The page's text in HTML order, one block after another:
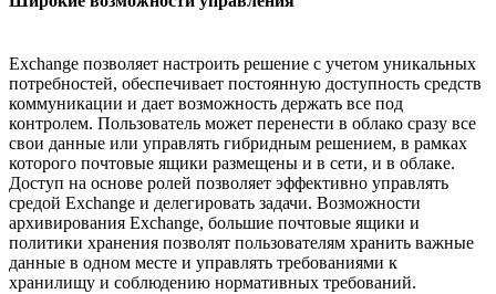
Exchange позволяет настроить решение с учетом уникальных
потребностей, обеспечивает постоянную доступность средств
коммуникации и дает возможность держать все под
контролем. Пользователь может перенести в облако сразу все
свои данные или управлять гибридным решением, в рамках
которого почтовые ящики размещены и в сети, и в облаке.
Доступ на основе ролей позволяет эффективно управлять
средой Exchange и делегировать задачи. Возможности
архивирования Exchange, большие почтовые ящики и
политики хранения позволят пользователям хранить важные
данные в одном месте и управлять требованиями к
хранилищу и соблюдению нормативных требований.